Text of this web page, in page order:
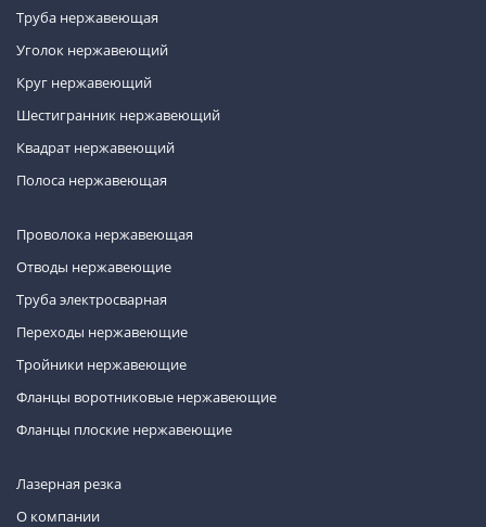
Труба нержавеющая
Уголок нержавеющий
Круг нержавеющий
Шестигранник нержавеющий
Квадрат нержавеющий
Полоса нержавеющая
Проволока нержавеющая
Отводы нержавеющие
Труба электросварная
Переходы нержавеющие
Тройники нержавеющие
Фланцы воротниковые нержавеющие
Фланцы плоские нержавеющие
Лазерная резка
О компании